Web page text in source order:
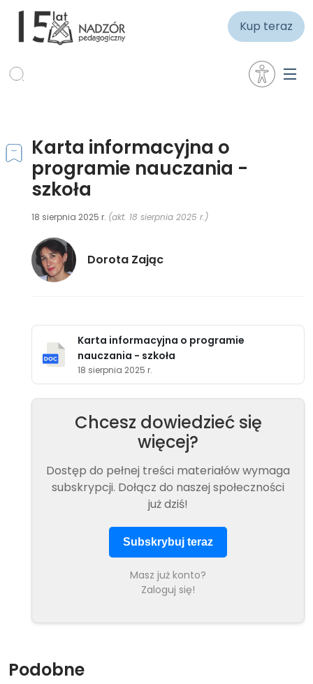
Kup teraz
Karta informacyjna o
programie nauczania -
szkoła
18 sierpnia 2025 r. (akt. 18 sierpnia 2025 r.)
Dorota Zając
Karta informacyjna o programie
nauczania - szkoła
18 sierpnia 2025 r.
Chcesz dowiedzieć się
więcej?
Dostęp do pełnej treści materiałów wymaga
subskrypcji. Dołącz do naszej społeczności
już dziś!
Subskrybuj teraz
Masz już konto?
Zaloguj się!
Podobne